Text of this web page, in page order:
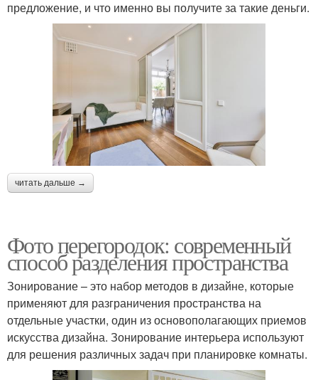
предложение, и что именно вы получите за такие деньги.
читать дальше →
Фото перегородок: современный
способ разделения пространства
Зонирование – это набор методов в дизайне, которые
применяют для разграничения пространства на
отдельные участки, один из основополагающих приемов
искусства дизайна. Зонирование интерьера используют
для решения различных задач при планировке комнаты.